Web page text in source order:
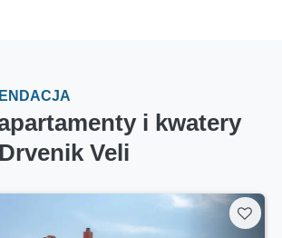
i kwatery
Veli